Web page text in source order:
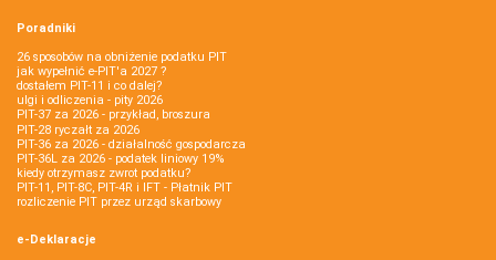
Poradniki
26 sposobów na obniżenie podatku PIT
jak wypełnić e-PIT'a 2027 ?
dostałem PIT-11 i co dalej?
ulgi i odliczenia - pity 2026
PIT-37 za 2026 - przykład, broszura
PIT-28 ryczałt za 2026
PIT-36 za 2026 - działalność gospodarcza
PIT-36L za 2026 - podatek liniowy 19%
kiedy otrzymasz zwrot podatku?
PIT-11, PIT-8C, PIT-4R i IFT - Płatnik PIT
rozliczenie PIT przez urząd skarbowy
e-Deklaracje